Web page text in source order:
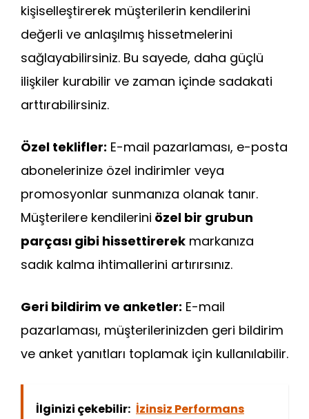
kişiselleştirerek müşterilerin kendilerini
değerli ve anlaşılmış hissetmelerini
sağlayabilirsiniz. Bu sayede, daha güçlü
ilişkiler kurabilir ve zaman içinde sadakati
arttırabilirsiniz.
Özel teklifler: E-mail pazarlaması, e-posta
abonelerinize özel indirimler veya
promosyonlar sunmanıza olanak tanır.
Müşterilere kendilerini özel bir grubun
parçası gibi hissettirerek markanıza
sadık kalma ihtimallerini artırırsınız.
Geri bildirim ve anketler: E-mail
pazarlaması, müşterilerinizden geri bildirim
ve anket yanıtları toplamak için kullanılabilir.
İlginizi çekebilir: İzinsiz Performans